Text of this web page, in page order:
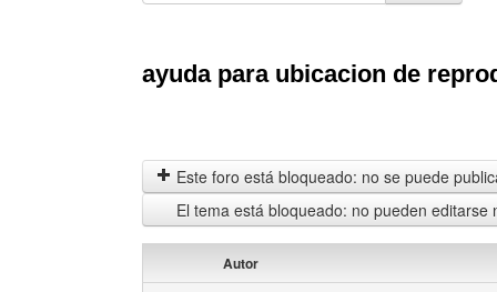
ayuda para ubicacion de
Este foro está bloqueado: no se puede
El tema está bloqueado: no pueden editarse
Autor